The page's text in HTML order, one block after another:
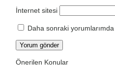
İnternet sitesi
Daha sonraki
Önerilen Konular